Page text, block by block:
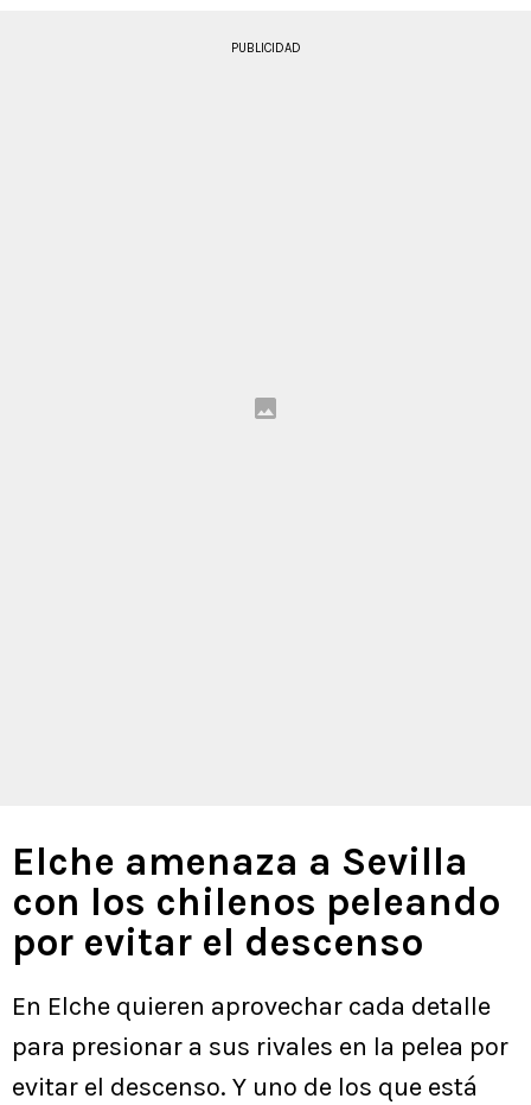
PUBLICIDAD
Elche amenaza a Sevilla
con los chilenos peleando
por evitar el descenso
En Elche quieren aprovechar cada detalle
para presionar a sus rivales en la pelea por
evitar el descenso. Y uno de los que está